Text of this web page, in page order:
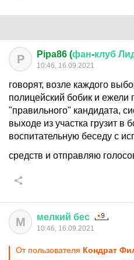
P Pipa86 (фан-клуб
10:46, 16.09.2021
говорят, возле каждого
полицейский бобик и ежели
"правильного" кандидата,
выходе из участка грузит в
воспитательную беседу с
средств и отправляю
М мелкий бес
10:46, 16.09.2021
От пользователя Кондрат